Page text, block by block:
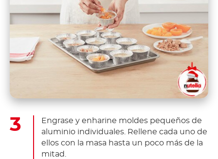
Engrase y enharine moldes pequeños de
aluminio individuales. Rellene cada uno de
ellos con la masa hasta un poco más de la
mitad.